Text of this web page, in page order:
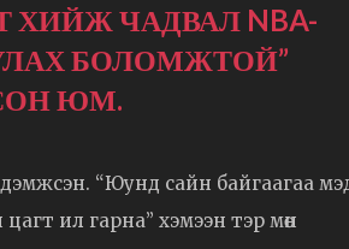
ЧАДВАЛ NBA-
БОЛОМЖТОЙ”
ЮМ.
“Юунд сайн байгаагаа
ил гарна” хэмээн тэр мөн